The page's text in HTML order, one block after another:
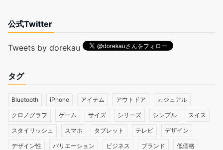
公式Twitter
Tweets by dorekau
タグ
Bluetooth iPhone アイテム アウトドア カジュアル
クロノグラフ ゲーム サイズ シリーズ シンプル スイス
スタイリッシュ スマホ タブレット テレビ デザイン
デザイン性 バリエーション ビジネス ブランド 低価格